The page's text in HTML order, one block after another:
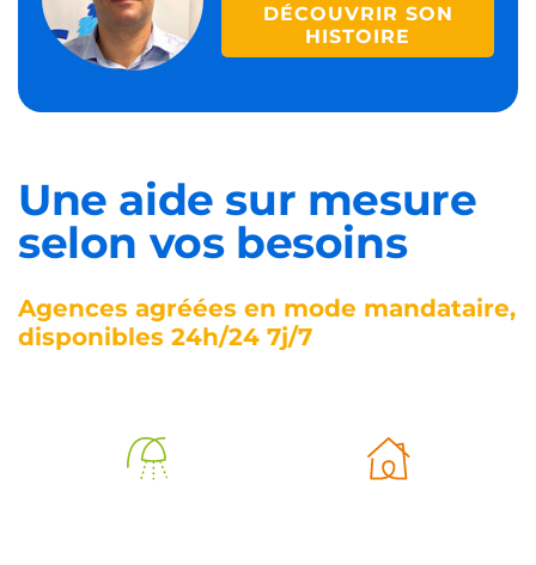
DÉCOUVRIR SON
HISTOIRE
Une aide sur mesure
selon vos besoins
Agences agréées en mode mandataire,
disponibles 24h/24 7j/7